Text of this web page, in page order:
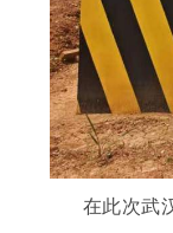
在此次武